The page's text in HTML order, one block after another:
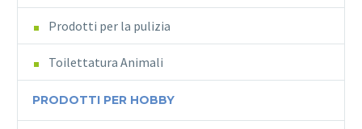
Prodotti per la pulizia
Toilettatura Animali
PRODOTTI PER HOBBY